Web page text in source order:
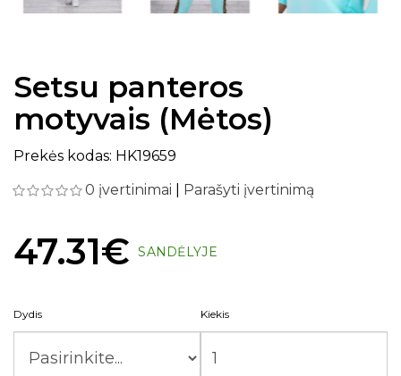
Setsu panteros
motyvais (Mėtos)
Prekės kodas: HK19659
0 įvertinimai
Parašyti įvertinimą
47.31€ SANDĖLYJE
Dydis Kiekis